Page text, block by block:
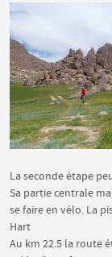
La seconde étape
Sa partie centrale
se faire en vélo. La
Hart
Au km 22.5 la route